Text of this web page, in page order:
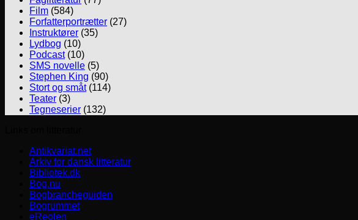
Film (584)
Forfatterportrætter (27)
Instruktører (35)
Lydbog (10)
Podcast(10)
SMS novelle (5)
Stephen King (90)
Stort og småt(114)
Teater (3)
Tegneserier (132)
Antikvariat.net
Arkiv for dansk litteratur
Bibliotek.dk
Bog.nu
Bogbrancheguiden
Bogrummet
eReolen